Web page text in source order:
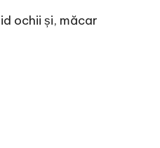
ochii și, măcar